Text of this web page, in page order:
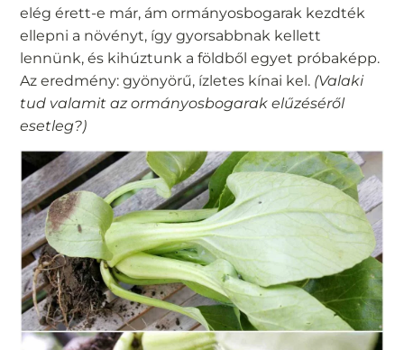
elég érett-e már, ám ormányosbogarak kezdték
ellepni a növényt, így gyorsabbnak kellett
lennünk, és kihúztunk a földből egyet próbaképp.
Az eredmény: gyönyörű, ízletes kínai kel. (Valaki
tud valamit az ormányosbogarak elűzéséről
esetleg?)